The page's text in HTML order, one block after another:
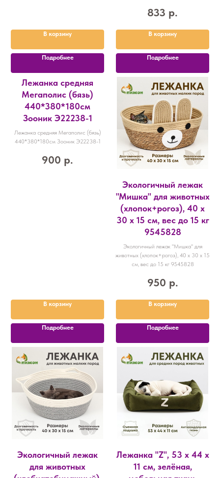
В корзину
Подробнее
833 р.
В корзину
Подробнее
Лежанка средняя
Мегаполис (бязь)
440*380*180см
Зооник Э22238-1
Лежанка средняя Мегаполис (бязь)
440*380*180см Зооник Э22238-1
900 р.
В корзину
Подробнее
Экологичный лежак
"Мишка" для животных
(хлопок+рогоз), 40 х
30 х 15 см, вес до 15 кг
9545828
Экологичный лежак "Мишка" для
животных (хлопок+рогоз), 40 х 30 х 15
см, вес до 15 кг 9545828
950 р.
В корзину
Подробнее
Экологичный лежак
для животных
Лежанка "Z", 53 х 44 х
11 см, зелёная,